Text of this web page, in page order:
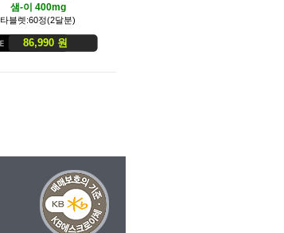
샘-이 400mg
타블렛:60정(2달분)
86,990 원